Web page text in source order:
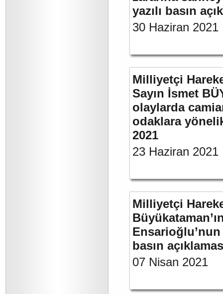
yazılı basın
30 Haziran 2021
Milliyetçi
Sayın İsmet
olaylarda
odaklara
2021
23 Haziran 2021
Milliyetçi
Ensarioğlu’nun
basın
07 Nisan 2021